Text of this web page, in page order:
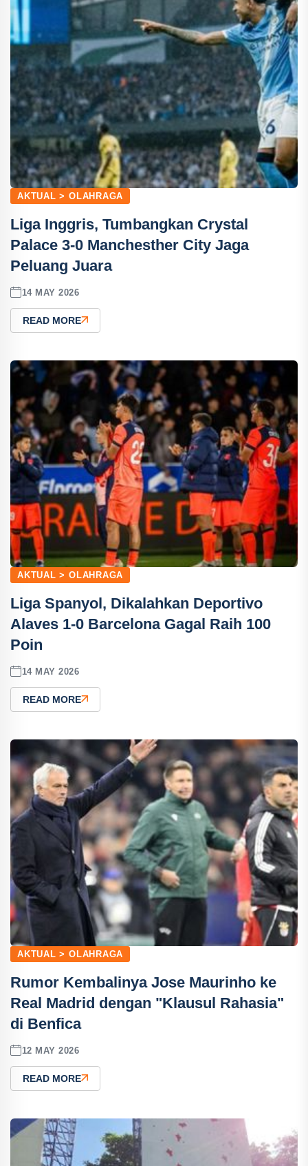
AKTUAL > OLAHRAGA
Liga Inggris, Tumbangkan Crystal
Palace 3-0 Manchesther City Jaga
Peluang Juara
14 MAY 2026
READ MORE
AKTUAL > OLAHRAGA
Liga Spanyol, Dikalahkan Deportivo
Alaves 1-0 Barcelona Gagal Raih 100
Poin
14 MAY 2026
READ MORE
AKTUAL > OLAHRAGA
Rumor Kembalinya Jose Maurinho ke
Real Madrid dengan "Klausul Rahasia"
di Benfica
12 MAY 2026
READ MORE